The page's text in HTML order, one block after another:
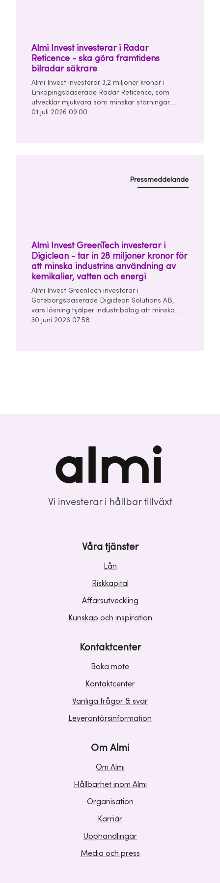
Almi Invest investerar i Radar
Reticence - ska göra framtidens
bilradar säkrare
Almi Invest investerar 3,2 miljoner kronor i
Linköpingsbaserade Radar Reticence, som
utvecklar mjukvara som minskar störningar
mellan bilars radarsystem. Investeringen görs
01 juli 2026 09:00
Almi Invest GreenTech investerar i
Digiclean - tar in 28 miljoner kronor för
att minska industrins användning av
kemikalier, vatten och energi
Pressmeddelande
Almi Invest GreenTech investerar i
Göteborgsbaserade Digiclean Solutions AB,
vars lösning hjälper industribolag att minska
användningen av kemikalier, vatten och energi i
30 juni 2026 07:58
Vi investerar i hållbar tillväxt
Våra tjänster
Lån
Riskkapital
Affärsutveckling
Kunskap och inspiration
Kontaktcenter
Boka möte
Kontaktcenter
Vanliga frågor & svar
Leverantörsinformation
Om Almi
Om Almi
Hållbarhet inom Almi
Organisation
Karriär
Upphandlingar
Media och press